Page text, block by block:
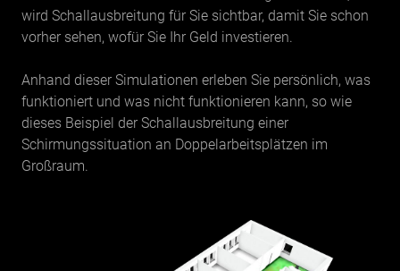
wird Schallausbreitung für Sie sichtbar, damit Sie schon
vorher sehen, wofür Sie Ihr Geld investieren.
Anhand dieser Simulationen erleben Sie persönlich, was
funktioniert und was nicht funktionieren kann, so wie
dieses Beispiel der Schallausbreitung einer
Schirmungssituation an Doppelarbeitsplätzen im
Großraum.